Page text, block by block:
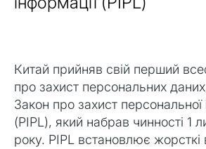
Китай прийняв свій перший
про захист персональних
Закон про захист персональної
(PIPL), який набрав чинності 1
року. PIPL встановлює